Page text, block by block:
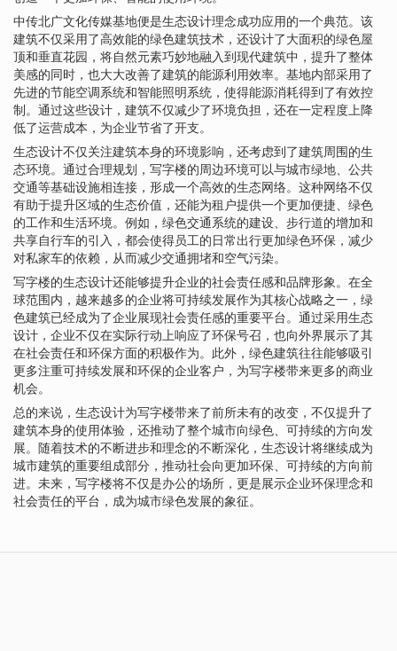
中传北广文化传媒基地便是生态设计理念成功应用的一个典范。该
建筑不仅采用了高效能的绿色建筑技术，还设计了大面积的绿色屋
顶和垂直花园，将自然元素巧妙地融入到现代建筑中，提升了整体
美感的同时，也大大改善了建筑的能源利用效率。基地内部采用了
先进的节能空调系统和智能照明系统，使得能源消耗得到了有效控
制。通过这些设计，建筑不仅减少了环境负担，还在一定程度上降
低了运营成本，为企业节省了开支。
生态设计不仅关注建筑本身的环境影响，还考虑到了建筑周围的生
态环境。通过合理规划，写字楼的周边环境可以与城市绿地、公共
交通等基础设施相连接，形成一个高效的生态网络。这种网络不仅
有助于提升区域的生态价值，还能为租户提供一个更加便捷、绿色
的工作和生活环境。例如，绿色交通系统的建设、步行道的增加和
共享自行车的引入，都会使得员工的日常出行更加绿色环保，减少
对私家车的依赖，从而减少交通拥堵和空气污染。
写字楼的生态设计还能够提升企业的社会责任感和品牌形象。在全
球范围内，越来越多的企业将可持续发展作为其核心战略之一，绿
色建筑已经成为了企业展现社会责任感的重要平台。通过采用生态
设计，企业不仅在实际行动上响应了环保号召，也向外界展示了其
在社会责任和环保方面的积极作为。此外，绿色建筑往往能够吸引
更多注重可持续发展和环保的企业客户，为写字楼带来更多的商业
机会。
总的来说，生态设计为写字楼带来了前所未有的改变，不仅提升了
建筑本身的使用体验，还推动了整个城市向绿色、可持续的方向发
展。随着技术的不断进步和理念的不断深化，生态设计将继续成为
城市建筑的重要组成部分，推动社会向更加环保、可持续的方向前
进。未来，写字楼将不仅是办公的场所，更是展示企业环保理念和
社会责任的平台，成为城市绿色发展的象征。